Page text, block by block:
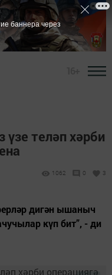
теләп хәрби
1062 0 3
дигән ышаныч
күп бит”, - ди
баннера через